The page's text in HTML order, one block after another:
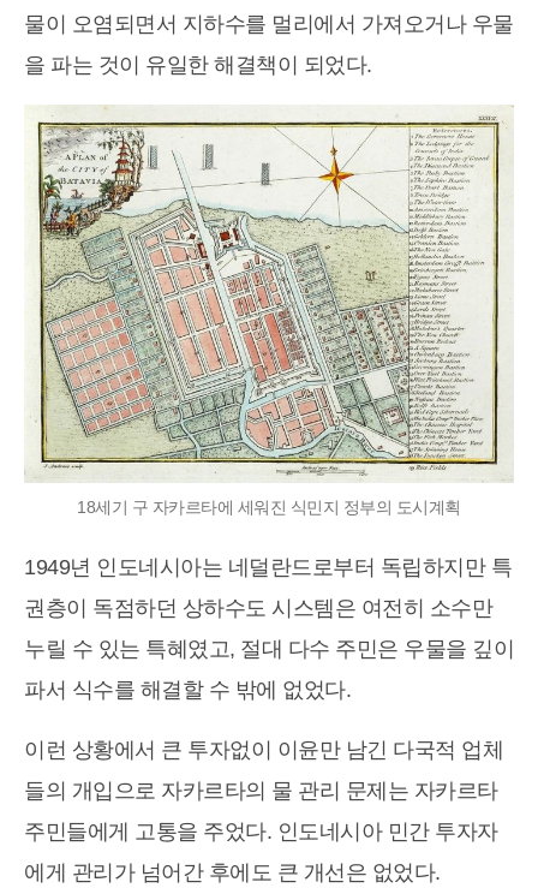
물이 오염되면서 지하수를 멀리에서 가져오거나 우물
을 파는 것이 유일한 해결책이 되었다.
18세기 구 자카르타에 세워진 식민지 정부의 도시계획
1949년 인도네시아는 네덜란드로부터 독립하지만 특
권층이 독점하던 상하수도 시스템은 여전히 소수만
누릴 수 있는 특혜였고, 절대 다수 주민은 우물을 깊이
파서 식수를 해결할 수 밖에 없었다.
이런 상황에서 큰 투자없이 이윤만 남긴 다국적 업체
들의 개입으로 자카르타의 물 관리 문제는 자카르타
주민들에게 고통을 주었다. 인도네시아 민간 투자자
에게 관리가 넘어간 후에도 큰 개선은 없었다.